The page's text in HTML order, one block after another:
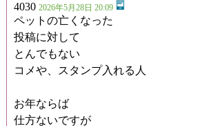
4030 2026年5月28日 20:09
ペットの亡くなった
投稿に対して
とんでもない
コメや、スタンプ入れる人
お年ならば
仕方ないですが